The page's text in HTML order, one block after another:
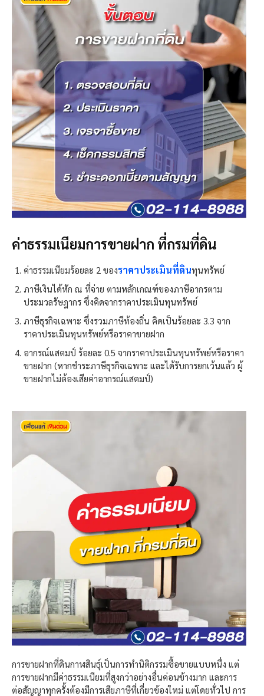
ค่าธรรมเนียมการขายฝาก ที่กรมที่ดิน
ค่าธรรมเนียมร้อยละ 2 ของราคาประเมินที่ดินทุนทรัพย์
ภาษีเงินได้หัก ณ ที่จ่าย ตามหลักเกณฑ์ของภาษีอากรตาม
ประมวลรัษฎากร ซึ่งคิดจากราคาประเมินทุนทรัพย์
ภาษีธุรกิจเฉพาะ ซึ่งรวมภาษีท้องถิ่น คิดเป็นร้อยละ 3.3 จาก
ราคาประเมินทุนทรัพย์หรือราคาขายฝาก
อากรณ์แสตมป์ ร้อยละ 0.5 จากราคาประเมินทุนทรัพย์หรือราคา
ขายฝาก (หากชำระภาษีธุรกิจเฉพาะ และได้รับการยกเว้นแล้ว ผู้
ขายฝากไม่ต้องเสียค่าอากรณ์แสตมป์)
การขายฝากที่ดินกาฬสินธุ์เป็นการทำนิติกรรมซื้อขายแบบหนึ่ง แต่
การขายฝากมีค่าธรรมเนียมที่สูงกว่าอย่างอื่นค่อนข้างมาก และการ
ต่อสัญญาทุกครั้งต้องมีการเสียภาษีที่เกี่ยวข้องใหม่ แต่โดยทั่วไป การ